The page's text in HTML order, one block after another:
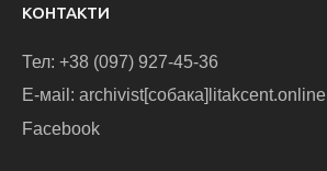
КОНТАКТИ
Тел: +38 (097) 927-45-36
E-маіl: archivist[собака]litakcent.online
Facebook